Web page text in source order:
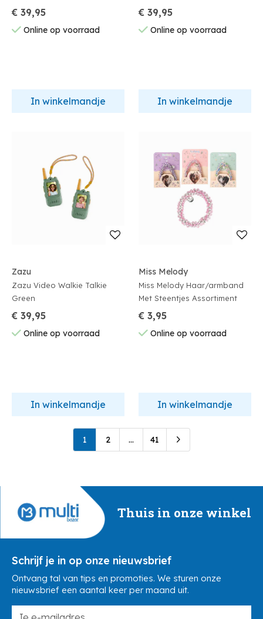
€ 39,95
Online op voorraad
In winkelmandje
€ 39,95
Online op voorraad
In winkelmandje
Zazu
Zazu Video Walkie Talkie
Green
€ 39,95
Online op voorraad
In winkelmandje
Miss Melody
Miss Melody Haar/armband
Met Steentjes Assortiment
€ 3,95
Online op voorraad
In winkelmandje
1 2 ... 41
Thuis in onze winkel
Schrijf je in op onze nieuwsbrief
Ontvang tal van tips en promoties. We sturen onze
nieuwsbrief een aantal keer per maand uit.